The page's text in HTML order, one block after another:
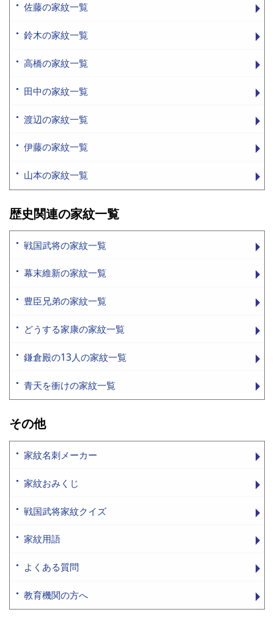
佐藤の家紋一覧
鈴木の家紋一覧
高橋の家紋一覧
田中の家紋一覧
渡辺の家紋一覧
伊藤の家紋一覧
山本の家紋一覧
歴史関連の家紋一覧
戦国武将の家紋一覧
幕末維新の家紋一覧
豊臣兄弟の家紋一覧
どうする家康の家紋一覧
鎌倉殿の13人の家紋一覧
青天を衝けの家紋一覧
その他
家紋名刺メーカー
家紋おみくじ
戦国武将家紋クイズ
家紋用語
よくある質問
教育機関の方へ